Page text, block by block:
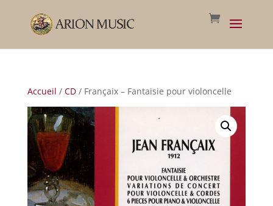
Accueil / CD/ Françaix – Fantaisie pour violoncelle